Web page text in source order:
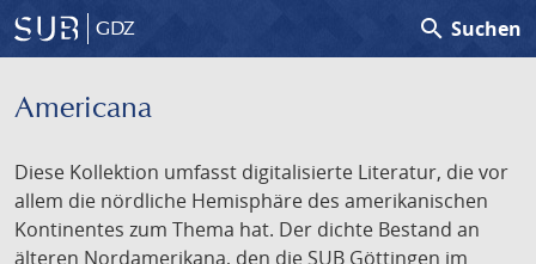
GDZ search Suchen
Americana
Diese Kollektion umfasst digitalisierte Literatur, die vor
allem die nördliche Hemisphäre des amerikanischen
Kontinentes zum Thema hat. Der dichte Bestand an
älteren Nordamerikana, den die SUB Göttingen im